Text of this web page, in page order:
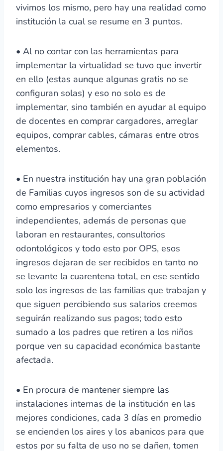
vivimos los mismo, pero hay una realidad como
institución la cual se resume en 3 puntos.
• Al no contar con las herramientas para
implementar la virtualidad se tuvo que invertir
en ello (estas aunque algunas gratis no se
configuran solas) y eso no solo es de
implementar, sino también en ayudar al equipo
de docentes en comprar cargadores, arreglar
equipos, comprar cables, cámaras entre otros
elementos.
• En nuestra institución hay una gran población
de Familias cuyos ingresos son de su actividad
como empresarios y comerciantes
independientes, además de personas que
laboran en restaurantes, consultorios
odontológicos y todo esto por OPS, esos
ingresos dejaran de ser recibidos en tanto no
se levante la cuarentena total, en ese sentido
solo los ingresos de las familias que trabajan y
que siguen percibiendo sus salarios creemos
seguirán realizando sus pagos; todo esto
sumado a los padres que retiren a los niños
porque ven su capacidad económica bastante
afectada.
• En procura de mantener siempre las
instalaciones internas de la institución en las
mejores condiciones, cada 3 días en promedio
se encienden los aires y los abanicos para que
estos por su falta de uso no se dañen, tomen